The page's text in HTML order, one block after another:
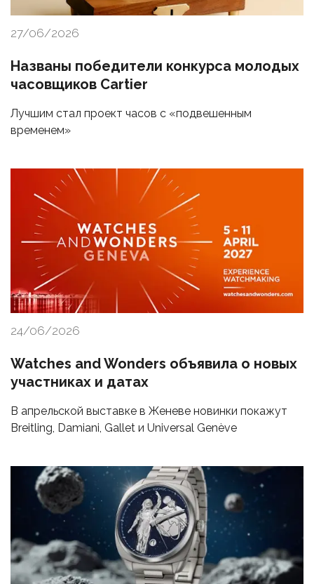
27/06/2026
Названы победители конкурса молодых
часовщиков Cartier
Лучшим стал проект часов с «подвешенным
временем»
24/06/2026
Watches and Wonders объявила о новых
участниках и датах
В апрельской выставке в Женеве новинки покажут
Breitling, Damiani, Gallet и Universal Genève